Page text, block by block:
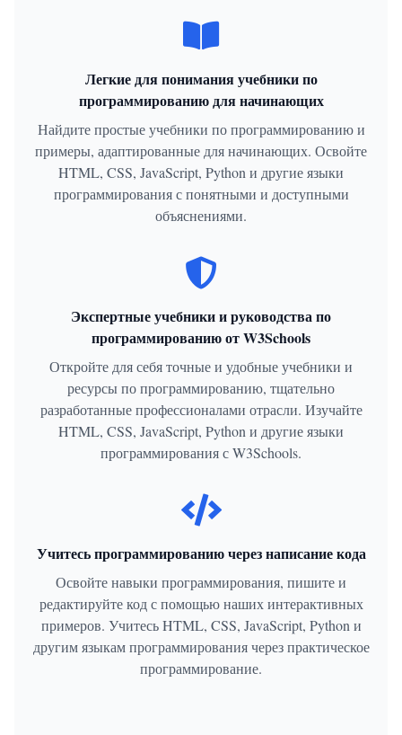
Легкие для понимания учебники по
программированию для начинающих
Найдите простые учебники по программированию и
примеры, адаптированные для начинающих. Освойте
HTML, CSS, JavaScript, Python и другие языки
программирования с понятными и доступными
объяснениями.
Экспертные учебники и руководства по
программированию от W3Schools
Откройте для себя точные и удобные учебники и
ресурсы по программированию, тщательно
разработанные профессионалами отрасли. Изучайте
HTML, CSS, JavaScript, Python и другие языки
программирования с W3Schools.
Учитесь программированию через написание кода
Освойте навыки программирования, пишите и
редактируйте код с помощью наших интерактивных
примеров. Учитесь HTML, CSS, JavaScript, Python и
другим языкам программирования через практическое
программирование.